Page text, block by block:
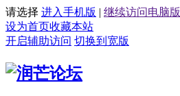
请选择 进入手机版 | 继续访问电脑版
设为首页收藏本站
开启辅助访问 切换到宽版